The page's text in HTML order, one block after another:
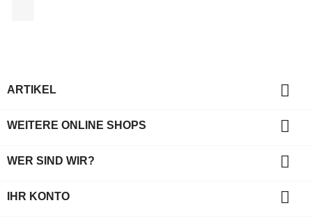
ARTIKEL 
WEITERE ONLINE SHOPS 
WER SIND WIR? 
IHR KONTO 